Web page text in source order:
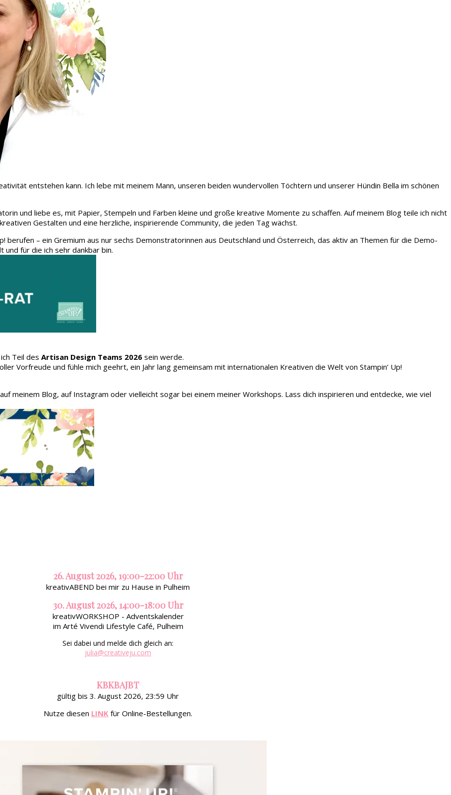
entstehen kann. Ich lebe mit meinem Mann, unseren beiden wundervollen Töchtern und unserer Hündin Bella im schönen
und liebe es, mit Papier, Stempeln und Farben kleine und große kreative Momente zu schaffen. Auf meinem Blog teile ich nicht
Gestalten und eine herzliche, inspirierende Community, die jeden Tag wächst.
berufen – ein Gremium aus nur sechs Demonstratorinnen aus Deutschland und Österreich, das aktiv an Themen für die Demo-
und für die ich sehr dankbar bin.
Teil des Artisan Design Teams 2026 sein werde.
Vorfreude und fühle mich geehrt, ein Jahr lang gemeinsam mit internationalen Kreativen die Welt von Stampin’ Up!
meinem Blog, auf Instagram oder vielleicht sogar bei einem meiner Workshops. Lass dich inspirieren und entdecke, wie viel
26. August 2026, 19:00-22:00 Uhr
kreativABEND bei mir zu Hause in Pulheim
30. August 2026, 14:00-18:00 Uhr
kreativWORKSHOP - Adventskalender
im Arté Vivendi Lifestyle Café, Pulheim
Sei dabei und melde dich gleich an:
julia@creativeju.com
KBKBAJBT
gültig bis 3. August 2026, 23:59 Uhr
Nutze diesen LINK für Online-Bestellungen.